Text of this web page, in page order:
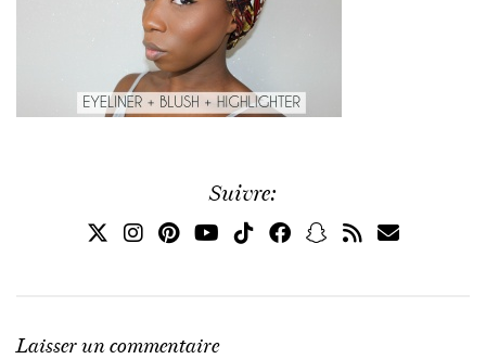
Suivre:
Laisser un commentaire